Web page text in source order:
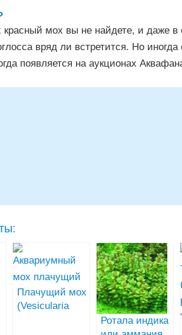
красный мох вы не найдете, и даже в
вряд ли встретится. Но
появляется на аукционах
Плачущий мох
(Vesicularia
Ротала индика